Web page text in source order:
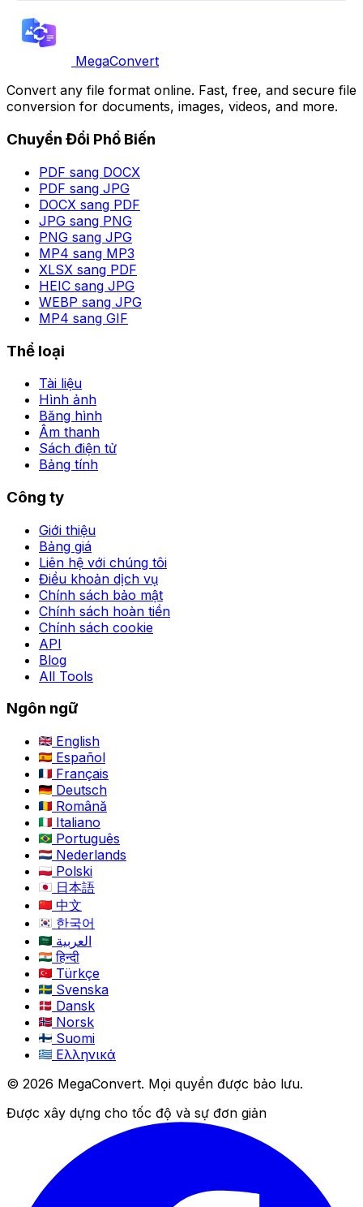
MegaConvert
Convert any file format online. Fast, free, and secure file
conversion for documents, images, videos, and more.
Chuyển Đổi Phổ Biến
PDF sang DOCX
PDF sang JPG
DOCX sang PDF
JPG sang PNG
PNG sang JPG
MP4 sang MP3
XLSX sang PDF
HEIC sang JPG
WEBP sang JPG
MP4 sang GIF
Thể loại
Tài liệu
Hình ảnh
Băng hình
Âm thanh
Sách điện tử
Bảng tính
Công ty
Giới thiệu
Bảng giá
Liên hệ với chúng tôi
Điều khoản dịch vụ
Chính sách bảo mật
Chính sách hoàn tiền
Chính sách cookie
API
Blog
All Tools
Ngôn ngữ
English
Español
Français
Deutsch
Română
Italiano
Português
Nederlands
Polski
日本語
中文
한국어
العربية
हिन्दी
Türkçe
Svenska
Dansk
Norsk
Suomi
Ελληνικά
© 2026 MegaConvert. Mọi quyền được bảo lưu.
Được xây dựng cho tốc độ và sự đơn giản